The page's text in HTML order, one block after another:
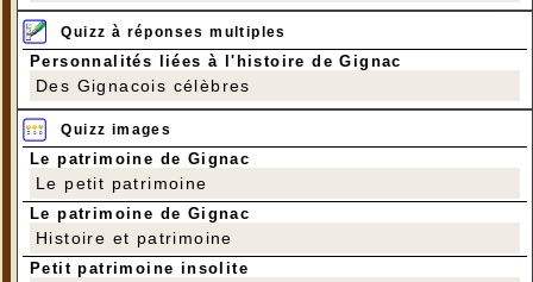
Quizz à réponses multiples
Personnalités liées à l'histoire de Gignac
Des Gignacois célèbres
Quizz images
Le patrimoine de Gignac
Le petit patrimoine
Le patrimoine de Gignac
Histoire et patrimoine
Petit patrimoine insolite